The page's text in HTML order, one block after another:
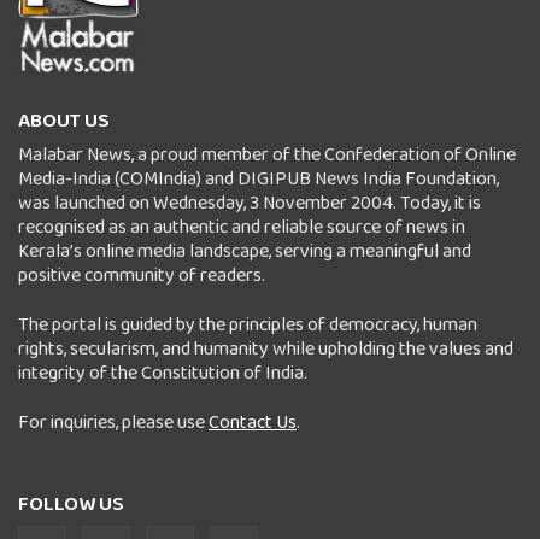
ABOUT US
Malabar News, a proud member of the Confederation of Online
Media-India (COMIndia) and DIGIPUB News India Foundation,
was launched on Wednesday, 3 November 2004. Today, it is
recognised as an authentic and reliable source of news in
Kerala’s online media landscape, serving a meaningful and
positive community of readers.
The portal is guided by the principles of democracy, human
rights, secularism, and humanity while upholding the values and
integrity of the Constitution of India.
For inquiries, please useContact Us.
FOLLOW US